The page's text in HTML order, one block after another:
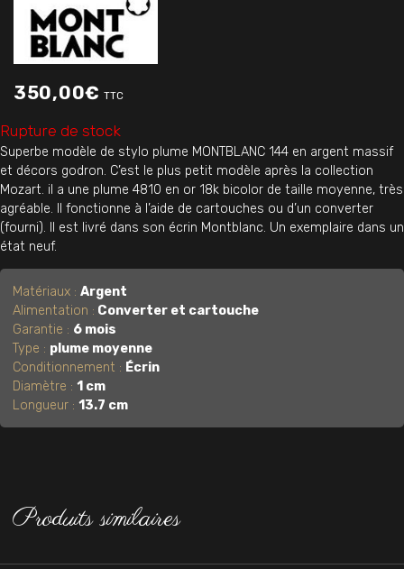
350,00€ TTC
Rupture de stock
Superbe modèle de stylo plume MONTBLANC 144 en argent massif
et décors godron. C’est le plus petit modèle après la collection
Mozart. il a une plume 4810 en or 18k bicolor de taille moyenne, très
agréable. Il fonctionne à l’aide de cartouches ou d’un converter
(fourni). Il est livré dans son écrin Montblanc. Un exemplaire dans un
état neuf.
Matériaux :Argent
Alimentation : Converter et cartouche
Garantie : 6 mois
Type : plume moyenne
Conditionnement : Écrin
Diamètre :1 cm
Longueur :13.7 cm
Produits similaires